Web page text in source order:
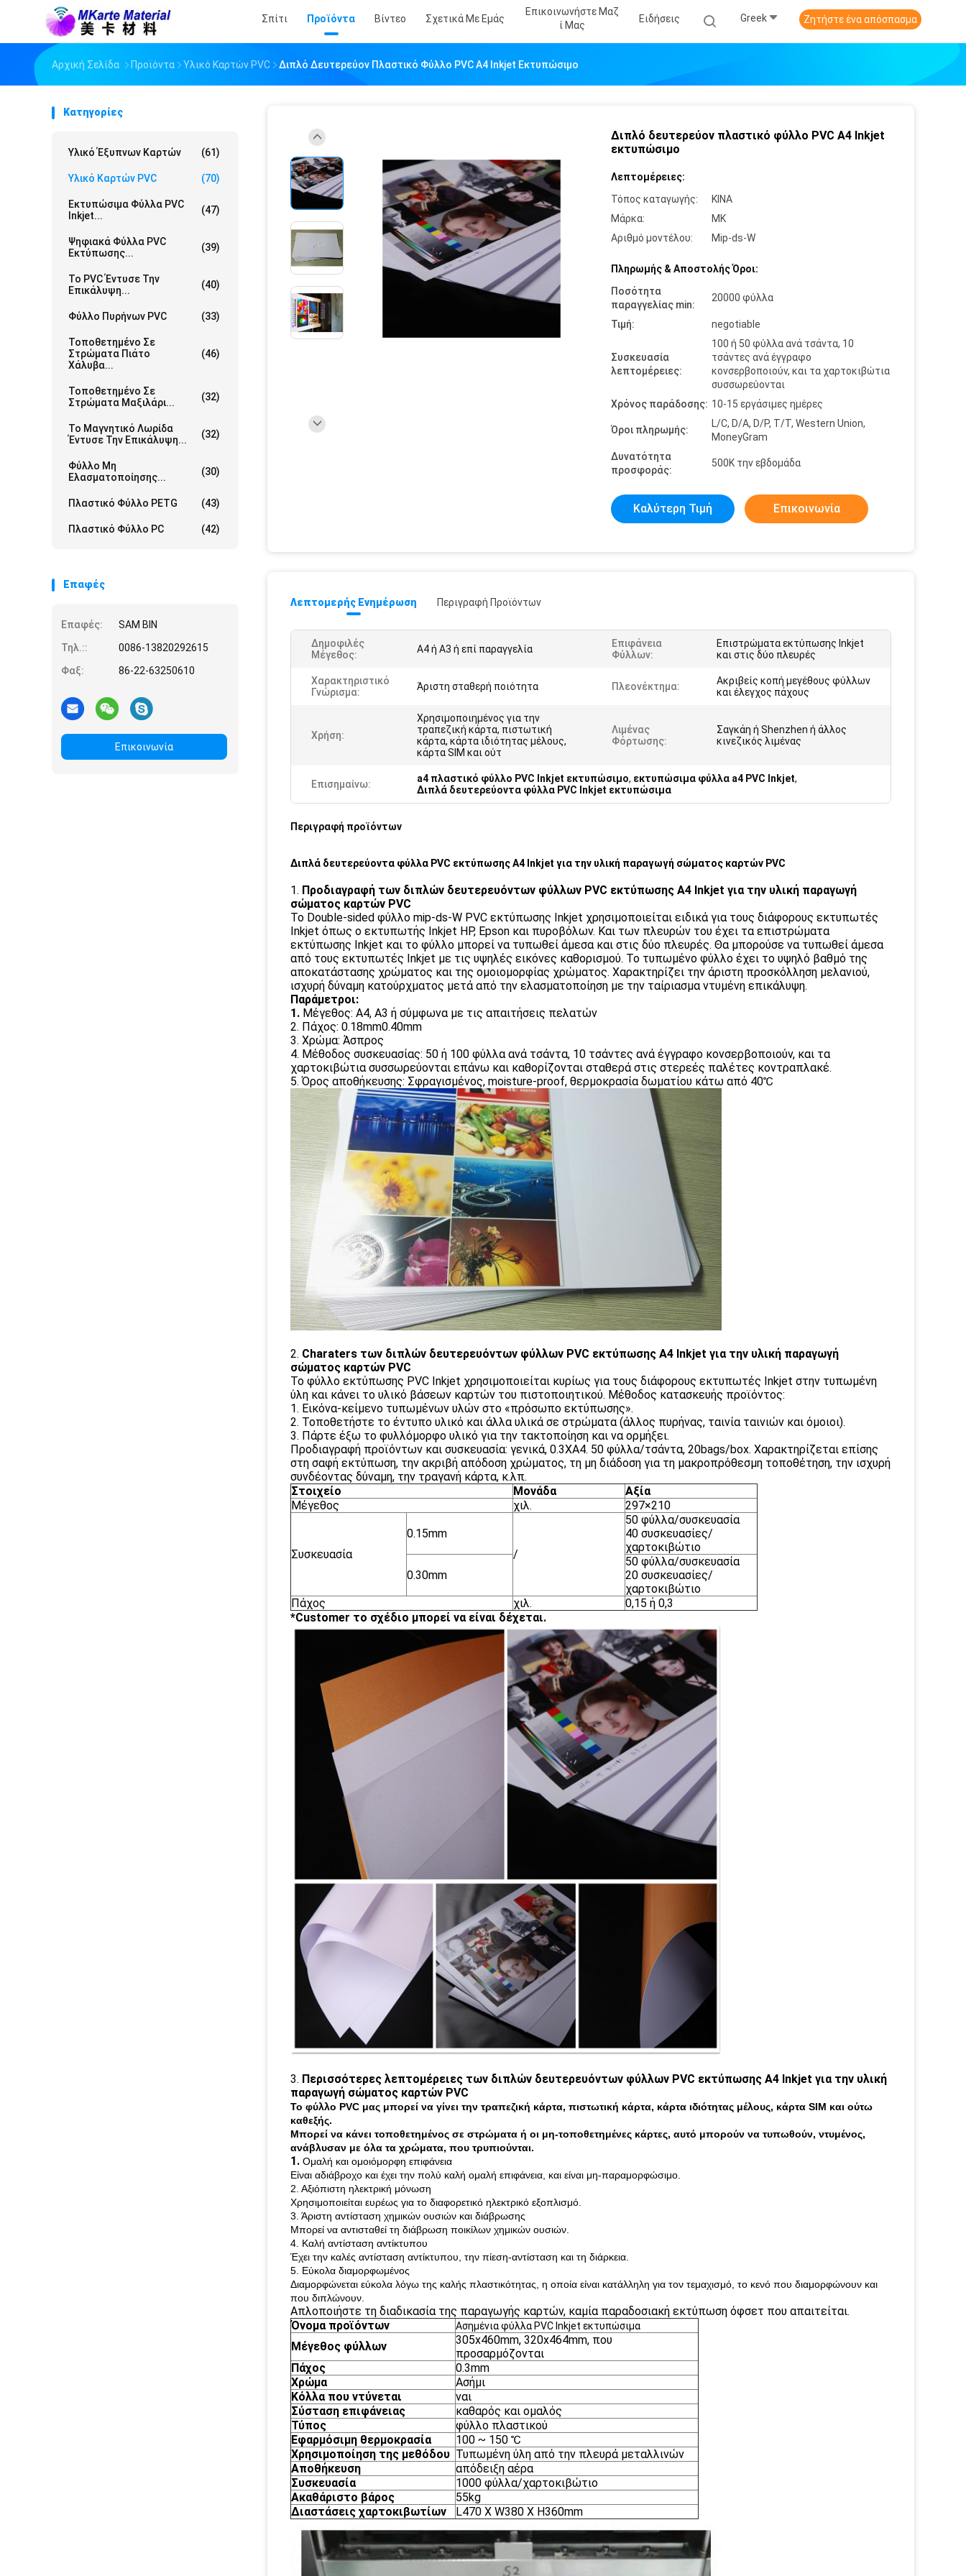
Σπίτι Προϊόντα Βίντεο Σχετικά Με Εμάς
Επικοινωνήστε Μαζ
Ί Μας
Ειδήσεις Greek Ζητήστε ένα απόσπασμα
Αρχική Σελίδα Προϊόντα Υλικό Καρτών PVC Διπλό Δευτερεύον Πλαστικό Φύλλο PVC A4 Inkjet Εκτυπώσιμο
Κατηγορίες
Υλικό Έξυπνων Καρτών (61)
Υλικό Καρτών PVC (70)
Εκτυπώσιμα Φύλλα PVC
Inkjet...
(47)
Ψηφιακά Φύλλα PVC
Εκτύπωσης...
(39)
Το PVC Έντυσε Την
Επικάλυψη...
(40)
Φύλλο Πυρήνων PVC (33)
Τοποθετημένο Σε
Στρώματα Πιάτο
Χάλυβα...
(46)
Τοποθετημένο Σε
Στρώματα Μαξιλάρι...
(32)
Το Μαγνητικό Λωρίδα
Έντυσε Την Επικάλυψη...
(32)
Φύλλο Μη
Ελασματοποίησης...
(30)
Πλαστικό Φύλλο PETG (43)
Πλαστικό Φύλλο PC (42)
Επαφές
Επαφές:
SAM BIN
Τηλ.::
0086-13820292615
Φαξ:
86-22-63250610
Επικοινωνία
Διπλό δευτερεύον πλαστικό φύλλο PVC A4 Inkjet
εκτυπώσιμο
Λεπτομέρειες:
Τόπος καταγωγής:
ΚΙΝΑ
Μάρκα:
MK
Αριθμό μοντέλου:
Mip-ds-W
Πληρωμής & Αποστολής Όροι:
Ποσότητα
παραγγελίας min:
20000 φύλλα
Τιμή: negotiable
Συσκευασία
λεπτομέρειες:
100 ή 50 φύλλα ανά τσάντα, 10
τσάντες ανά έγγραφο
κονσερβοποιούν, και τα χαρτοκιβώτια
συσσωρεύονται
Χρόνος παράδοσης: 10-15 εργάσιμες ημέρες
Όροι πληρωμής:
L/C, D/A, D/P, T/T, Western Union,
MoneyGram
Δυνατότητα
προσφοράς:
500K την εβδομάδα
Καλύτερη Τιμή Επικοινωνία
Λεπτομερής Ενημέρωση Περιγραφή Προϊόντων
Δημοφιλές
Μέγεθος:
A4 ή A3 ή επί παραγγελία
Επιφάνεια
Φύλλων:
Επιστρώματα εκτύπωσης Inkjet
και στις δύο πλευρές
Χαρακτηριστικό
Γνώρισμα:
Άριστη σταθερή ποιότητα Πλεονέκτημα:
Ακριβείς κοπή μεγέθους φύλλων
και έλεγχος πάχους
Χρήση:
Χρησιμοποιημένος για την
τραπεζική κάρτα, πιστωτική
κάρτα, κάρτα ιδιότητας μέλους,
κάρτα SIM και ούτ
Λιμένας
Φόρτωσης:
Σαγκάη ή Shenzhen ή άλλος
κινεζικός λιμένας
Επισημαίνω: a4 πλαστικό φύλλο PVC Inkjet εκτυπώσιμο, εκτυπώσιμα φύλλα a4 PVC Inkjet,
Διπλά δευτερεύοντα φύλλα PVC Inkjet εκτυπώσιμα
Περιγραφή προϊόντων
Διπλά δευτερεύοντα φύλλα PVC εκτύπωσης A4 Inkjet για την υλική παραγωγή σώματος καρτών PVC
1. Προδιαγραφή των διπλών δευτερευόντων φύλλων PVC εκτύπωσης A4 Inkjet για την υλική παραγωγή
σώματος καρτών PVC
Το Double-sided φύλλο mip-ds-W PVC εκτύπωσης Inkjet χρησιμοποιείται ειδικά για τους διάφορους εκτυπωτές
Inkjet όπως ο εκτυπωτής Inkjet HP, Epson και πυροβόλων. Και των πλευρών του έχει τα επιστρώματα
εκτύπωσης Inkjet και το φύλλο μπορεί να τυπωθεί άμεσα και στις δύο πλευρές. Θα μπορούσε να τυπωθεί άμεσα
από τους εκτυπωτές Inkjet με τις υψηλές εικόνες καθορισμού. Το τυπωμένο φύλλο έχει το υψηλό βαθμό της
αποκατάστασης χρώματος και της ομοιομορφίας χρώματος. Χαρακτηρίζει την άριστη προσκόλληση μελανιού,
ισχυρή δύναμη κατούρχματος μετά από την ελασματοποίηση με την ταίριασμα ντυμένη επικάλυψη.
Παράμετροι:
1. Μέγεθος: A4, A3 ή σύμφωνα με τις απαιτήσεις πελατών
2. Πάχος: 0.18mm0.40mm
3. Χρώμα: Άσπρος
4. Μέθοδος συσκευασίας: 50 ή 100 φύλλα ανά τσάντα, 10 τσάντες ανά έγγραφο κονσερβοποιούν, και τα
χαρτοκιβώτια συσσωρεύονται επάνω και καθορίζονται σταθερά στις στερεές παλέτες κοντραπλακέ.
5. Όρος αποθήκευσης: Σφραγισμένος, moisture-proof, θερμοκρασία δωματίου κάτω από 40℃
2. Charaters των διπλών δευτερευόντων φύλλων PVC εκτύπωσης A4 Inkjet για την υλική παραγωγή
σώματος καρτών PVC
Το φύλλο εκτύπωσης PVC Inkjet χρησιμοποιείται κυρίως για τους διάφορους εκτυπωτές Inkjet στην τυπωμένη
ύλη και κάνει το υλικό βάσεων καρτών του πιστοποιητικού. Μέθοδος κατασκευής προϊόντος:
1. Εικόνα-κείμενο τυπωμένων υλών στο «πρόσωπο εκτύπωσης».
2. Τοποθετήστε το έντυπο υλικό και άλλα υλικά σε στρώματα (άλλος πυρήνας, ταινία ταινιών και όμοιοι).
3. Πάρτε έξω το φυλλόμορφο υλικό για την τακτοποίηση και να ορμήξει.
Προδιαγραφή προϊόντων και συσκευασία: γενικά, 0.3XA4. 50 φύλλα/τσάντα, 20bags/box. Χαρακτηρίζεται επίσης
στη σαφή εκτύπωση, την ακριβή απόδοση χρώματος, τη μη διάδοση για τη μακροπρόθεσμη τοποθέτηση, την ισχυρή
συνδέοντας δύναμη, την τραγανή κάρτα, κ.λπ.
Στοιχείο
Μονάδα
Αξία
Μέγεθος
χιλ. 297×210
Συσκευασία
0.15mm
/
50 φύλλα/συσκευασία
40 συσκευασίες/
χαρτοκιβώτιο
0.30mm
50 φύλλα/συσκευασία
20 συσκευασίες/
χαρτοκιβώτιο
Πάχος
χιλ.
0,15 ή 0,3
*Customer το σχέδιο μπορεί να είναι δέχεται.
3. Περισσότερες λεπτομέρειες των διπλών δευτερευόντων φύλλων PVC εκτύπωσης A4 Inkjet για την υλική
παραγωγή σώματος καρτών PVC
Το φύλλο PVC μας μπορεί να γίνει την τραπεζική κάρτα, πιστωτική κάρτα, κάρτα ιδιότητας μέλους, κάρτα SIM και ούτω
καθεξής.
Μπορεί να κάνει τοποθετημένος σε στρώματα ή οι μη-τοποθετημένες κάρτες, αυτό μπορούν να τυπωθούν, ντυμένος,
ανάβλυσαν με όλα τα χρώματα, που τρυπιούνται.
1. Ομαλή και ομοιόμορφη επιφάνεια
Είναι αδιάβροχο και έχει την πολύ καλή ομαλή επιφάνεια, και είναι μη-παραμορφώσιμο.
2. Αξιόπιστη ηλεκτρική μόνωση
Χρησιμοποιείται ευρέως για το διαφορετικό ηλεκτρικό εξοπλισμό.
3. Άριστη αντίσταση χημικών ουσιών και διάβρωσης
Μπορεί να αντισταθεί τη διάβρωση ποικίλων χημικών ουσιών.
4. Καλή αντίσταση αντίκτυπου
Έχει την καλές αντίσταση αντίκτυπου, την πίεση-αντίσταση και τη διάρκεια.
5. Εύκολα διαμορφωμένος
Διαμορφώνεται εύκολα λόγω της καλής πλαστικότητας, η οποία είναι κατάλληλη για τον τεμαχισμό, το κενό που διαμορφώνουν και
που διπλώνουν.
Απλοποιήστε τη διαδικασία της παραγωγής καρτών, καμία παραδοσιακή εκτύπωση όφσετ που απαιτείται.
Όνομα προϊόντων
Ασημένια φύλλα PVC Inkjet εκτυπώσιμα
Μέγεθος φύλλων
305x460mm, 320x464mm, που
προσαρμόζονται
Πάχος
0.3mm
Χρώμα
Ασήμι
Κόλλα που ντύνεται
ναι
Σύσταση επιφάνειας
καθαρός και ομαλός
Τύπος
φύλλο πλαστικού
Εφαρμόσιμη θερμοκρασία
100 ~ 150 ℃
Χρησιμοποίηση της μεθόδου Τυπωμένη ύλη από την πλευρά μεταλλινών
Αποθήκευση
απόδειξη αέρα
Συσκευασία
1000 φύλλα/χαρτοκιβώτιο
Ακαθάριστο βάρος
55kg
Διαστάσεις χαρτοκιβωτίων
L470 Χ W380 Χ H360mm